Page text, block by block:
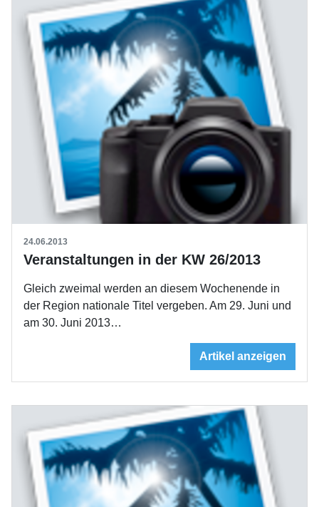
24.06.2013
Veranstaltungen in der KW 26/2013
Gleich zweimal werden an diesem Wochenende in
der Region nationale Titel vergeben. Am 29. Juni und
am 30. Juni 2013…
Artikel anzeigen